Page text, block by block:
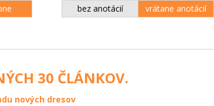
bez anotácií vrátane anotácií
30 ČLÁNKOV.
nových dresov